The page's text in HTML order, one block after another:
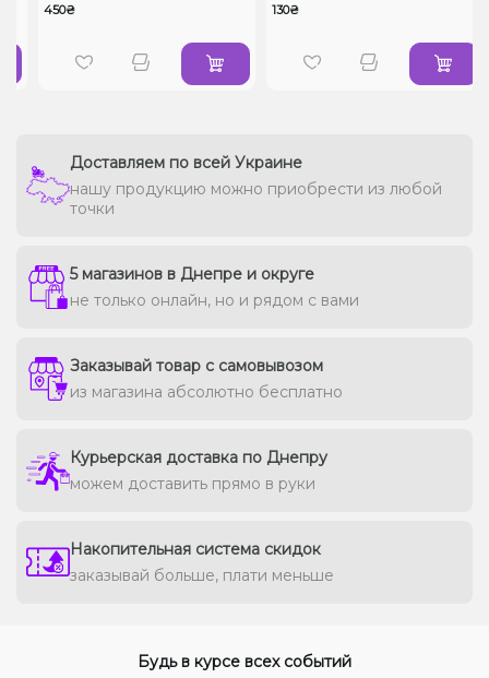
450₴ 130₴
Доставляем по всей Украине
нашу продукцию можно приобрести из любой
точки
5 магазинов в Днепре и округе
не только онлайн, но и рядом с вами
Заказывай товар с самовывозом
из магазина абсолютно бесплатно
Курьерская доставка по Днепру
можем доставить прямо в руки
Накопительная система скидок
заказывай больше, плати меньше
Будь в курсе всех событий